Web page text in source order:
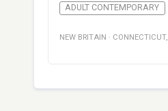
ADULT CONTEMPORARY
NEW BRITAIN · CONNECTICUT,